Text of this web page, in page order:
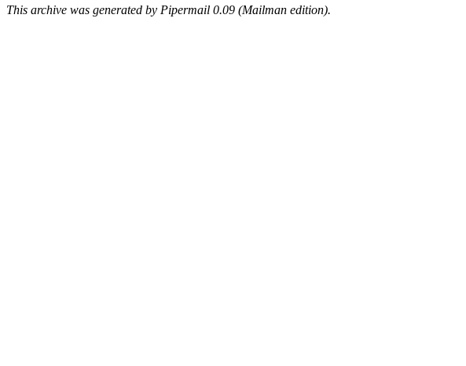
This archive was generated by Pipermail 0.09 (Mailman edition).